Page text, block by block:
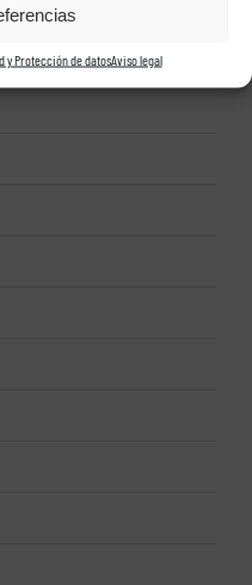
Protección de datosAviso legal